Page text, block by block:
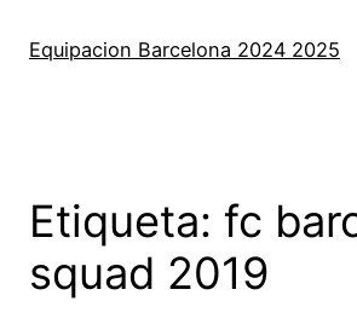
Equipacion Barcelona 2024 2025
Etiqueta: fc
squad 2019